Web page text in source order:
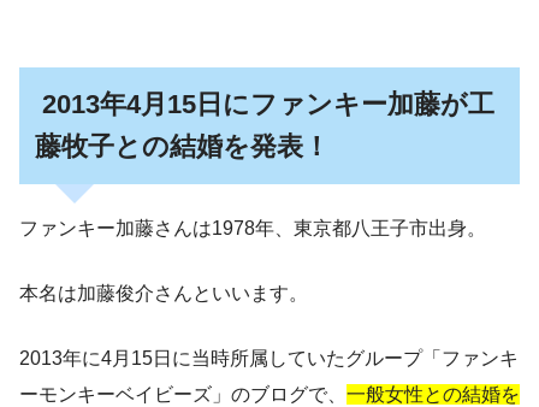
2013年4月15日にファンキー加藤が工
藤牧子との結婚を発表！
ファンキー加藤さんは1978年、東京都八王子市出身。
本名は加藤俊介さんといいます。
2013年に4月15日に当時所属していたグループ「ファンキ
ーモンキーベイビーズ」のブログで、 一般女性との結婚を